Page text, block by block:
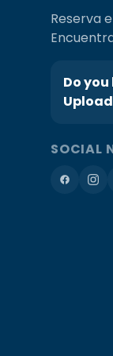
Reserva
Do
SOCIAL